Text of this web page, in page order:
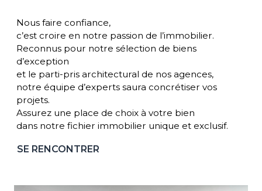
Nous faire confiance,
c’est croire en notre passion de l’immobilier.
Reconnus pour notre sélection de biens
d’exception
et le parti-pris architectural de nos agences,
notre équipe d’experts saura concrétiser vos
projets.
Assurez une place de choix à votre bien
dans notre fichier immobilier unique et exclusif.
SE RENCONTRER